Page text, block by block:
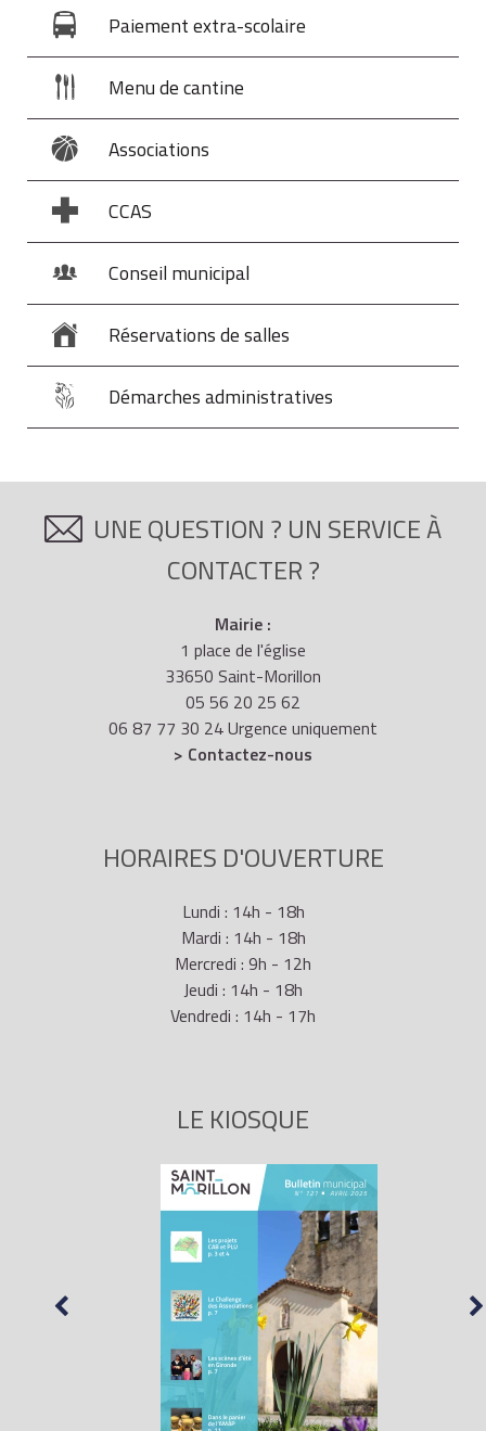
Paiement extra-scolaire
Menu de cantine
Associations
CCAS
Conseil municipal
Réservations de salles
Démarches administratives
UNE QUESTION ? UN SERVICE À
CONTACTER ?
Mairie :
1 place de l'église
33650 Saint-Morillon
05 56 20 25 62
06 87 77 30 24 Urgence uniquement
> Contactez-nous
HORAIRES D'OUVERTURE
Lundi : 14h - 18h
Mardi : 14h - 18h
Mercredi : 9h - 12h
Jeudi : 14h - 18h
Vendredi : 14h - 17h
LE KIOSQUE